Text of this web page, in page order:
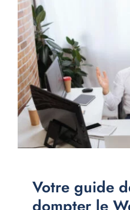
Votre guide